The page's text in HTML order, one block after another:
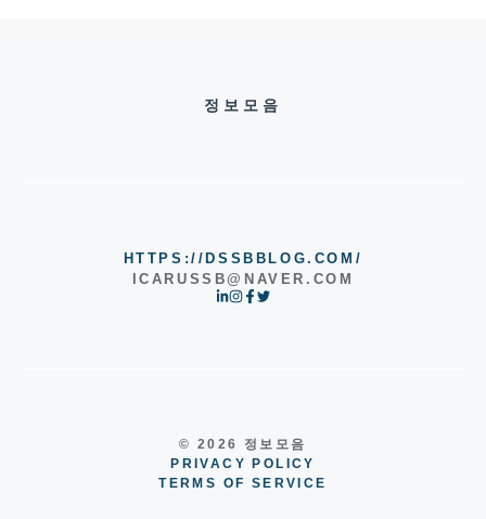
정보모음
HTTPS://DSSBBLOG.COM/
ICARUSSB@NAVER.COM
© 2026 정보모음
PRIVACY POLICY
TERMS OF SERVICE